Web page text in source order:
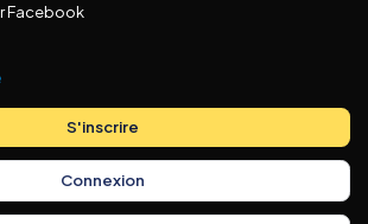
Facebook
S'inscrire
Connexion